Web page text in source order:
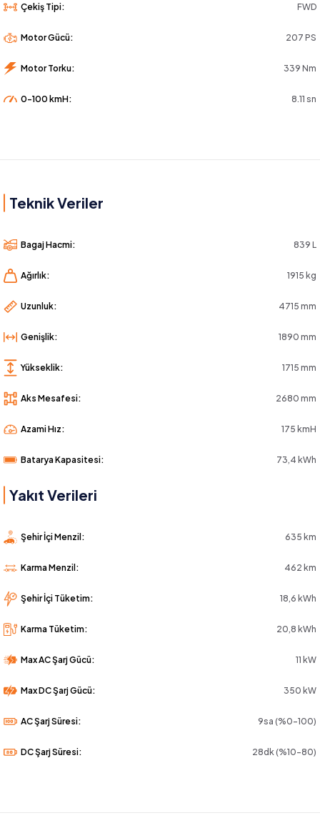
Çekiş Tipi: FWD
Motor Gücü: 207 PS
Motor Torku: 339 Nm
0-100 kmH: 8.11 sn
Teknik Veriler
Bagaj Hacmi: 839 L
Ağırlık: 1915 kg
Uzunluk: 4715 mm
Genişlik: 1890 mm
Yükseklik: 1715 mm
Aks Mesafesi: 2680 mm
Azami Hız: 175 kmH
Batarya Kapasitesi: 73,4 kWh
Yakıt Verileri
Şehir İçi Menzil: 635 km
Karma Menzil: 462 km
Şehir İçi Tüketim: 18,6 kWh
Karma Tüketim: 20,8 kWh
Max AC Şarj Gücü: 11 kW
Max DC Şarj Gücü: 350 kW
AC Şarj Süresi: 9sa (%0-100)
DC Şarj Süresi: 28dk (%10-80)